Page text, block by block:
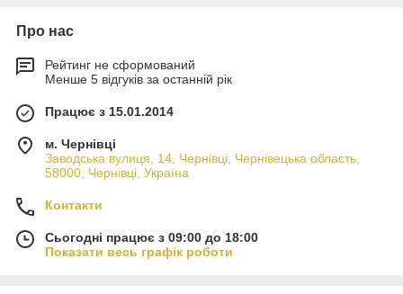
Про нас
Рейтинг не сформований
Менше 5 відгуків за останній рік
Працює з 15.01.2014
м. Чернівці
Заводська вулиця, 14, Чернівці, Чернівецька область,
58000, Чернівці, Україна
Контакти
Сьогодні працює з 09:00 до 18:00
Показати весь графік роботи